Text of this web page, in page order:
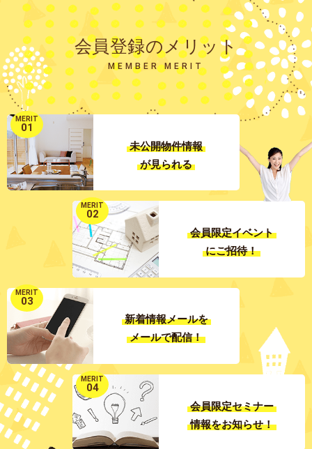
会員登録のメリット
MEMBER MERIT
MERIT
01
未公開物件情報
が見られる
MERIT
02
会員限定イベント
にご招待！
MERIT
03
新着情報メールを
メールで配信！
MERIT
04
会員限定セミナー
情報をお知らせ！